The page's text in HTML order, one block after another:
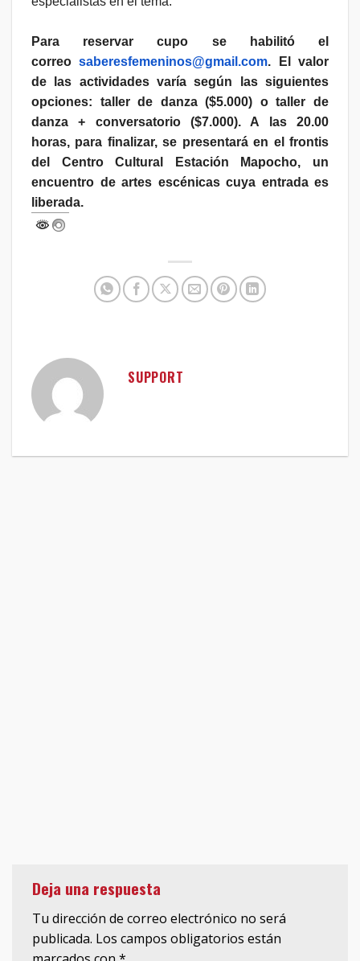
Para reservar cupo se habilitó el
correosaberesfemeninos@gmail.com. El valor
de las actividades varía según las siguientes
opciones: taller de danza ($5.000) o taller de
danza + conversatorio ($7.000). A las 20.00
horas, para finalizar, se presentará en el frontis
del Centro Cultural Estación Mapocho, un
encuentro de artes escénicas cuya entrada es
liberada.
SUPPORT
Deja una respuesta
Tu dirección de correo electrónico no será
publicada. Los campos obligatorios están